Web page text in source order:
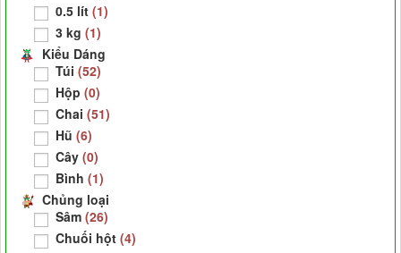
0.5 lít (1)
3 kg (1)
Kiểu Dáng
Túi (52)
Hộp (0)
Chai (51)
Hũ (6)
Cây (0)
Bình (1)
Chủng loại
Sâm (26)
Chuối hột (4)